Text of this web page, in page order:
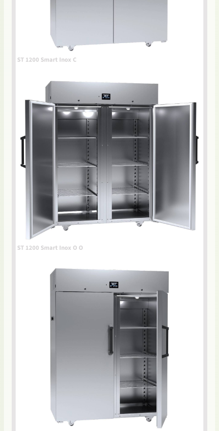
ST 1200 Smart Inox C
ST 1200 Smart Inox O O